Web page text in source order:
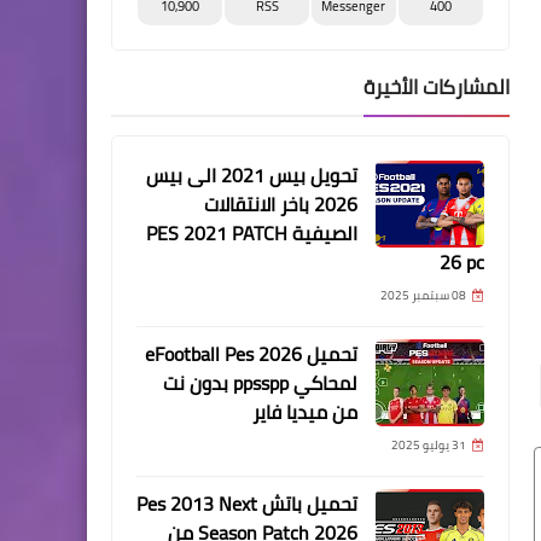
400
Messenger
RSS
10,900
المشاركات الأخيرة
تحويل بيس 2021 الى بيس
2026 باخر الانتقالات
الصيفية PES 2021 PATCH
26 pc
08 سبتمبر 2025
تحميل eFootball Pes 2026
لمحاكي ppsspp بدون نت
من ميديا فاير
31 يوليو 2025
تحميل باتش Pes 2013 Next
Season Patch 2026 من